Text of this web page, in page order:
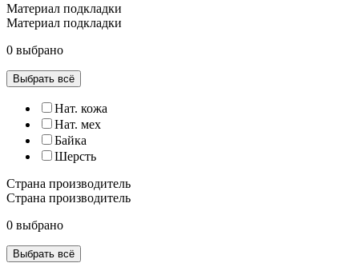
Материал подкладки
Материал подкладки
0 выбрано
Выбрать всё
Нат. кожа
Нат. мех
Байка
Шерсть
Страна производитель
Страна производитель
0 выбрано
Выбрать всё